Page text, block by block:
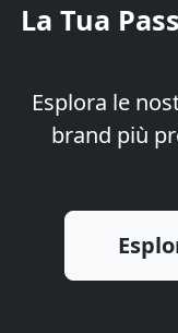
La Tua
Esplora le
brand più